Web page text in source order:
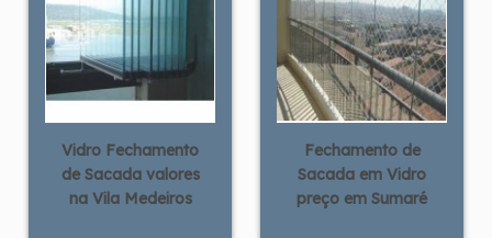
Vidro Fechamento
de Sacada valores
na Vila Medeiros
Fechamento de
Sacada em Vidro
preço em Sumaré